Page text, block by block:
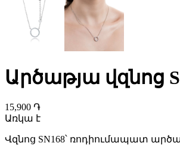
Արծաթյա վզնոց
15,900 ֏
Առկա է
Վզնոց SN168՝ ռոդիումապատ